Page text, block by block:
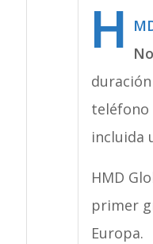
H
teléfono
incluida
HMD
primer
Europa.